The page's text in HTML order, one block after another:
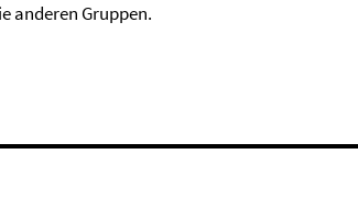
anderen Gruppen.